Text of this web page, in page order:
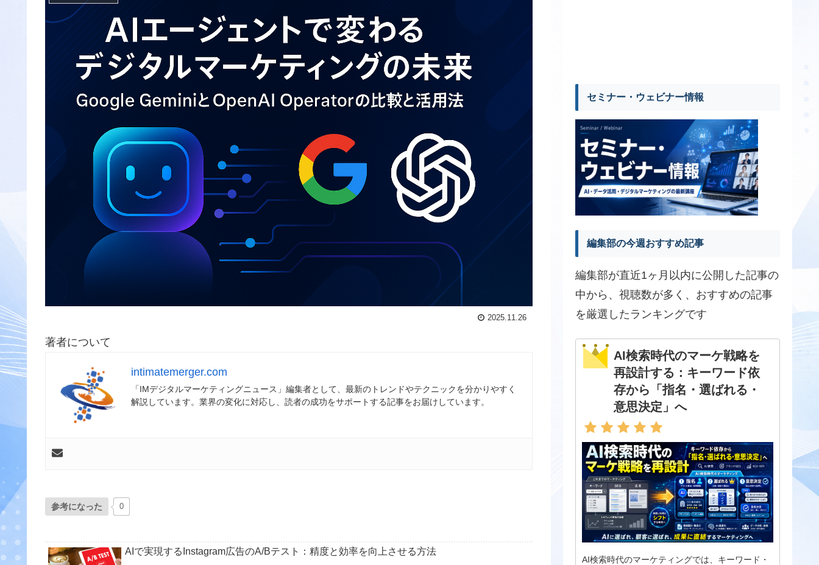
2025.11.26
著者について
intimatemerger.com
「IMデジタルマーケティングニュース」編集者として、最新のトレンドやテクニックを分かりやすく
解説しています。業界の変化に対応し、読者の成功をサポートする記事をお届けしています。
参考になった 0
AIで実現するInstagram広告のA/Bテスト：精度と効率を向上させる方法
セミナー・ウェビナー情報
編集部の今週おすすめ記事
編集部が直近1ヶ月以内に公開した記事の
中から、視聴数が多く、おすすめの記事
を厳選したランキングです
AI検索時代のマーケ戦略を
再設計する：キーワード依
存から「指名・選ばれる・
意思決定」へ
AI検索時代のマーケティングでは、キーワード・